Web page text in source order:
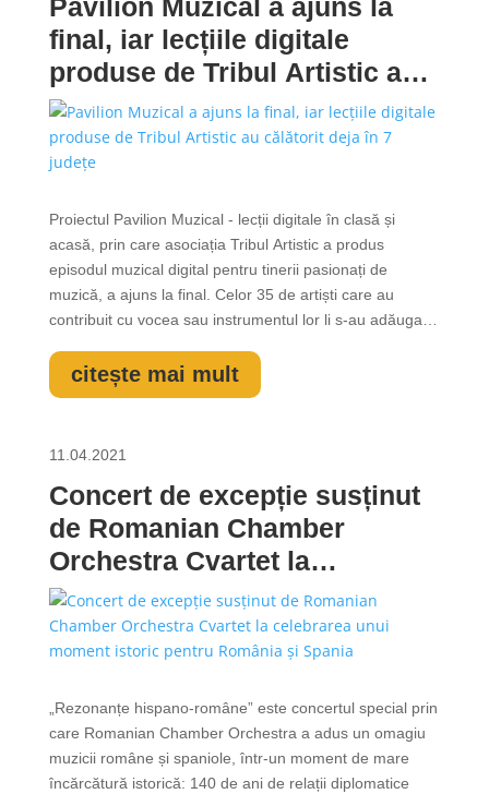
Pavilion Muzical a ajuns la
final, iar lecțiile digitale
produse de Tribul Artistic au
călătorit deja în 7 județe
Proiectul Pavilion Muzical - lecții digitale în clasă și
acasă, prin care asociația Tribul Artistic a produs
episodul muzical digital pentru tinerii pasionați de
muzică, a ajuns la final. Celor 35 de artiști care au
contribuit cu vocea sau instrumentul lor li s-au adăugat,
(Cristian Mandu), o actriță (Aylin Cadîr ), un activist de
mediu...
citește mai mult
11.04.2021
Concert de excepție susținut
de Romanian Chamber
Orchestra Cvartet la
celebrarea unui moment
istoric pentru România și
Spania
„Rezonanțe hispano-române” este concertul special prin
care Romanian Chamber Orchestra a adus un omagiu
muzicii române și spaniole, într-un moment de mare
încărcătură istorică: 140 de ani de relații diplomatice